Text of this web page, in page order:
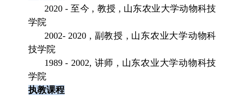
2020 - 至今 , 教授 , 山东农业大学动物科技
学院
2002- 2020 , 副教授 , 山东农业大学动物科
技学院
1989 - 2002, 讲师 , 山东农业大学动物科技
学院
执教课程